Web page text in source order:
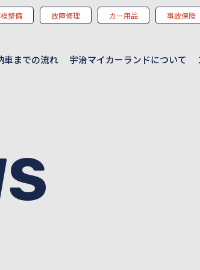
整備 故障修理 カー用品 事故保険
車までの流れ 宇治マイカーランドについて